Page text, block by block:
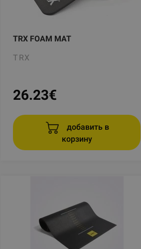
TRX FOAM MAT
TRX
26.23€
добавить в
корзину